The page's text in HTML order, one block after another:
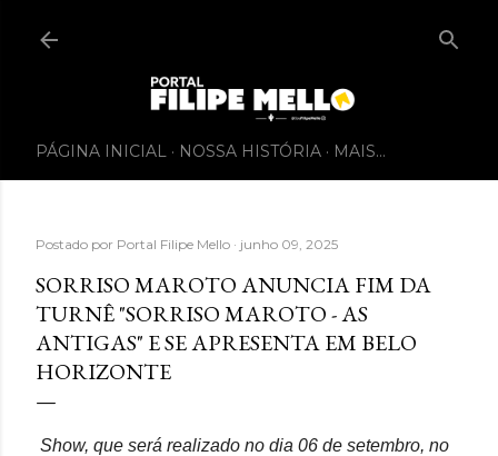
PÁGINA INICIAL NOSSA HISTÓRIA MAIS…
Postado por Portal Filipe Mello junho 09, 2025
SORRISO MAROTO ANUNCIA FIM DA
TURNÊ "SORRISO MAROTO - AS
ANTIGAS" E SE APRESENTA EM BELO
HORIZONTE
Show, que será realizado no dia 06 de setembro, no